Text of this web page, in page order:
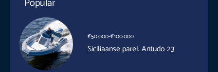
€50.000-€100.000
Siciliaanse parel: Antudo 23